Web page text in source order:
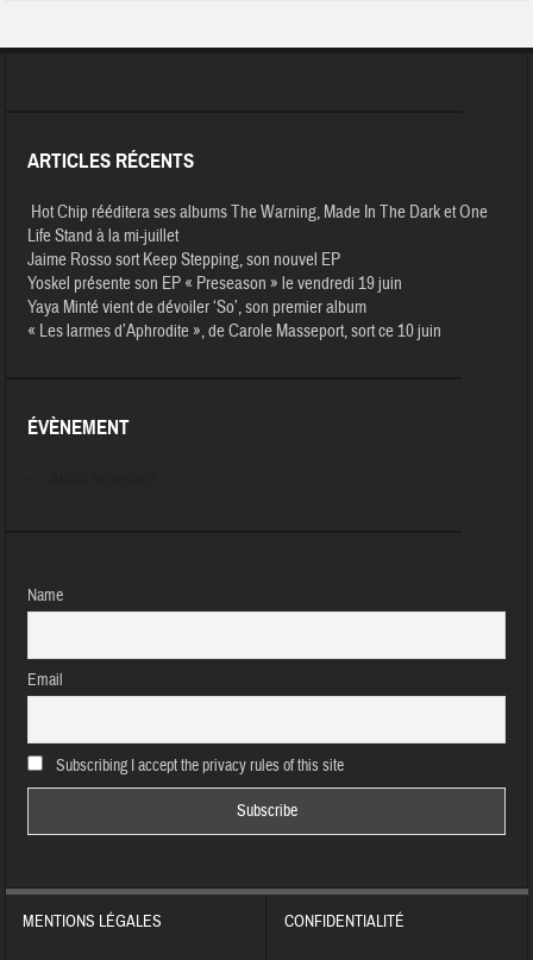
ARTICLES RÉCENTS
Hot Chip rééditera ses albums The Warning, Made In The Dark et One
Life Stand à la mi-juillet
Jaime Rosso sort Keep Stepping, son nouvel EP
Yoskel présente son EP « Preseason » le vendredi 19 juin
Yaya Minté vient de dévoiler ‘So’, son premier album
« Les larmes d’Aphrodite », de Carole Masseport, sort ce 10 juin
ÉVÈNEMENT
Name
Email
Subscribing I accept the privacy rules of this site
MENTIONS LÉGALES CONFIDENTIALITÉ